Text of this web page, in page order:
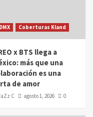
Coberturas Kland
x BTS llega a
más que una
es una
de amor
C agosto 1, 2026 0